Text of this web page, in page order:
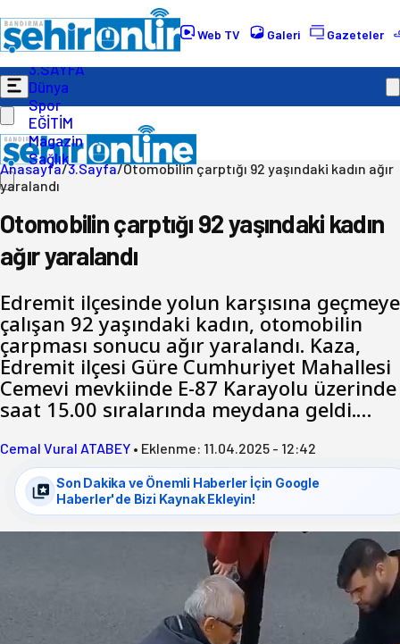
Web TV Galeri Gazeteler
Gündem
Ekonomi
Politika
3.SAYFA
Dünya
Spor
EĞİTİM
Magazin
Sağlık
Anasayfa/3.Sayfa/Otomobilin çarptığı 92 yaşındaki kadın ağır
yaralandı
Otomobilin çarptığı 92 yaşındaki kadın
ağır yaralandı
Edremit ilçesinde yolun karşısına geçmeye
çalışan 92 yaşındaki kadın, otomobilin
çarpması sonucu ağır yaralandı. Kaza,
Edremit ilçesi Güre Cumhuriyet Mahallesi
Cemevi mevkiinde E-87 Karayolu üzerinde
saat 15.00 sıralarında meydana geldi.…
Cemal Vural ATABEY • Eklenme: 11.04.2025 - 12:42
Son Dakika ve Önemli Haberler İçin Google
Haberler'de Bizi Kaynak Ekleyin!